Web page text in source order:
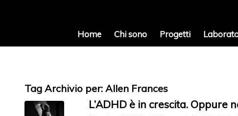
Home Chi sono Progetti
Tag Archivio per: Allen Frances
L’ADHD è in crescita. Oppure